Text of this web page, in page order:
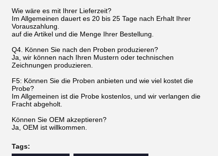
Wie wäre es mit Ihrer Lieferzeit?
Im Allgemeinen dauert es 20 bis 25 Tage nach Erhalt Ihrer
Vorauszahlung.
auf die Artikel und die Menge Ihrer Bestellung.
Q4. Können Sie nach den Proben produzieren?
Ja, wir können nach Ihren Mustern oder technischen
Zeichnungen produzieren.
F5: Können Sie die Proben anbieten und wie viel kostet die
Probe?
Im Allgemeinen ist die Probe kostenlos, und wir verlangen die
Fracht abgeholt.
Können Sie OEM akzeptieren?
Ja, OEM ist willkommen.
Tags: